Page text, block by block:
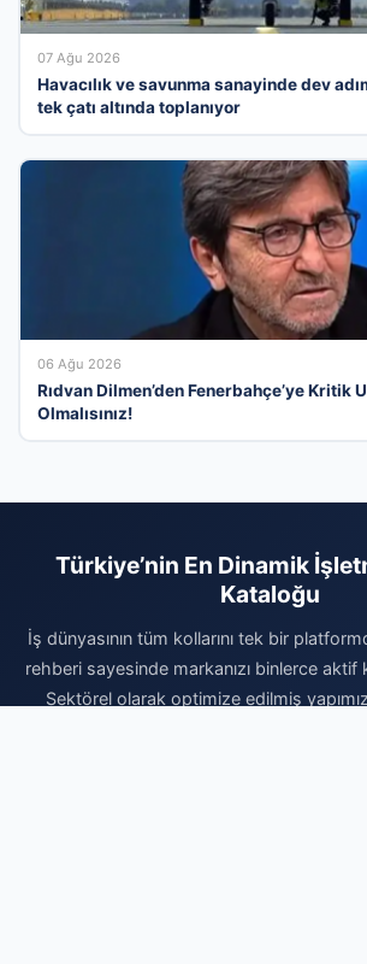
07 Ağu 2026
Havacılık ve savunma sanayinde dev
tek çatı altında toplanıyor
06 Ağu 2026
Rıdvan Dilmen’den Fenerbahçe’ye Kritik
Olmalısınız!
Türkiye’nin En Dinamik
Kataloğu
İş dünyasının tüm kollarını tek bir
rehberi sayesinde markanızı binlerce aktif
Sektörel olarak optimize edilmiş